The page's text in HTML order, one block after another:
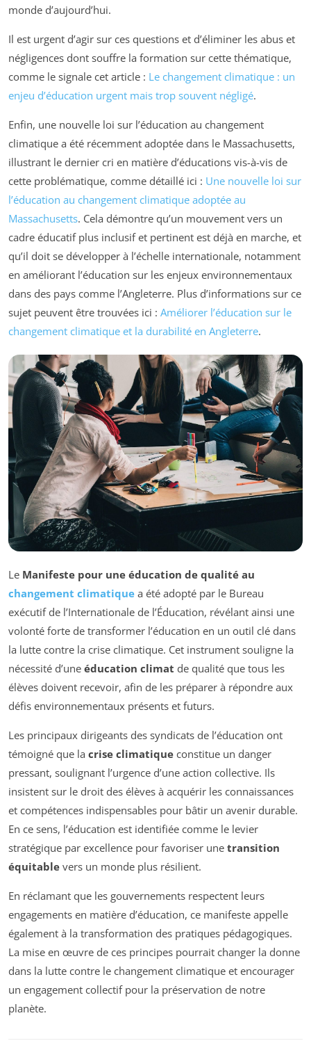
monde d’aujourd’hui.
Il est urgent d’agir sur ces questions et d’éliminer les abus et
négligences dont souffre la formation sur cette thématique,
comme le signale cet article : Le changement climatique : un
enjeu d’éducation urgent mais trop souvent négligé.
Enfin, une nouvelle loi sur l’éducation au changement
climatique a été récemment adoptée dans le Massachusetts,
illustrant le dernier cri en matière d’éducations vis-à-vis de
cette problématique, comme détaillé ici : Une nouvelle loi sur
l’éducation au changement climatique adoptée au
Massachusetts. Cela démontre qu’un mouvement vers un
cadre éducatif plus inclusif et pertinent est déjà en marche, et
qu’il doit se développer à l’échelle internationale, notamment
en améliorant l’éducation sur les enjeux environnementaux
dans des pays comme l’Angleterre. Plus d’informations sur ce
sujet peuvent être trouvées ici : Améliorer l’éducation sur le
changement climatique et la durabilité en Angleterre.
Le Manifeste pour une éducation de qualité au
changement climatique a été adopté par le Bureau
exécutif de l’Internationale de l’Éducation, révélant ainsi une
volonté forte de transformer l’éducation en un outil clé dans
la lutte contre la crise climatique. Cet instrument souligne la
nécessité d’une éducation climat de qualité que tous les
élèves doivent recevoir, afin de les préparer à répondre aux
défis environnementaux présents et futurs.
Les principaux dirigeants des syndicats de l’éducation ont
témoigné que la crise climatique constitue un danger
pressant, soulignant l’urgence d’une action collective. Ils
insistent sur le droit des élèves à acquérir les connaissances
et compétences indispensables pour bâtir un avenir durable.
En ce sens, l’éducation est identifiée comme le levier
stratégique par excellence pour favoriser une transition
équitable vers un monde plus résilient.
En réclamant que les gouvernements respectent leurs
engagements en matière d’éducation, ce manifeste appelle
également à la transformation des pratiques pédagogiques.
La mise en œuvre de ces principes pourrait changer la donne
dans la lutte contre le changement climatique et encourager
un engagement collectif pour la préservation de notre
planète.